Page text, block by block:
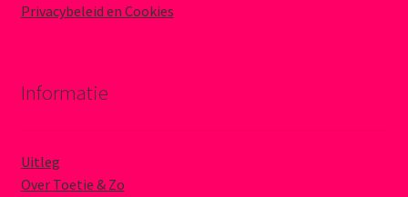
Privacybeleid en Cookies
Informatie
Uitleg
Over Toetie & Zo